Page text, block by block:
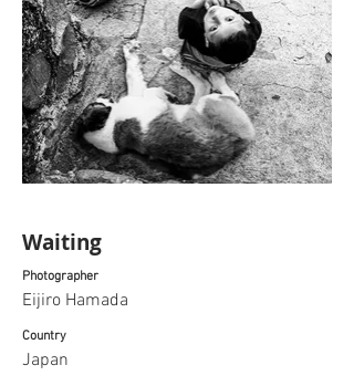
Waiting
Photographer
Eijiro Hamada
Country
Japan